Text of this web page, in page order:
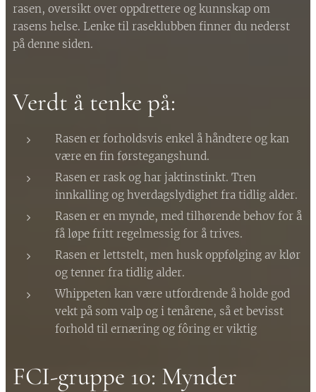
rasen, oversikt over oppdrettere og kunnskap om
rasens helse. Lenke til raseklubben finner du nederst
på denne siden.
Verdt å tenke på:
Rasen er forholdsvis enkel å håndtere og kan
være en fin førstegangshund.
Rasen er rask og har jaktinstinkt. Tren
innkalling og hverdagslydighet fra tidlig alder.
Rasen er en mynde, med tilhørende behov for å
få løpe fritt regelmessig for å trives.
Rasen er lettstelt, men husk oppfølging av klør
og tenner fra tidlig alder.
Whippeten kan være utfordrende å holde god
vekt på som valp og i tenårene, så et bevisst
forhold til ernæring og fôring er viktig
FCI-gruppe 10: Mynder